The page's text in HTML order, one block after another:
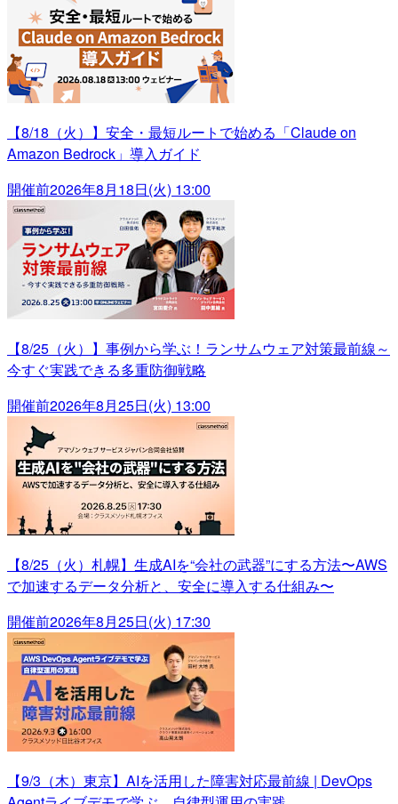
【8/18（火）】安全・最短ルートで始める「Claude on
Amazon Bedrock」導入ガイド
開催前2026年8月18日(火) 13:00
【8/25（火）】事例から学ぶ！ランサムウェア対策最前線～
今すぐ実践できる多重防御戦略
開催前2026年8月25日(火) 13:00
【8/25（火）札幌】生成AIを“会社の武器”にする方法〜AWS
で加速するデータ分析と、安全に導入する仕組み〜
開催前2026年8月25日(火) 17:30
【9/3（木）東京】AIを活用した障害対応最前線 | DevOps